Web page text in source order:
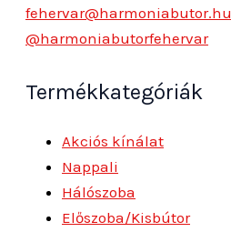
fehervar@harmoniabutor.hu
@harmoniabutorfehervar
Termékkategóriák
Akciós kínálat
Nappali
Hálószoba
Előszoba/Kisbútor